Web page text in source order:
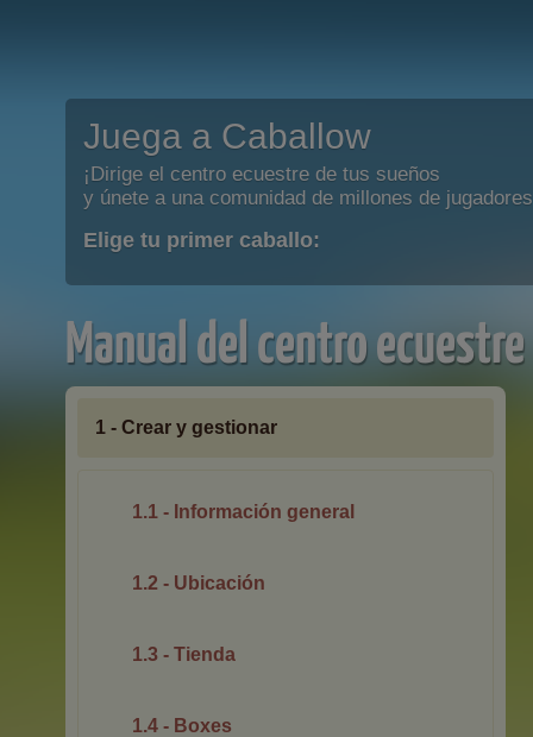
Juega a Caballow
¡Dirige el centro ecuestre de tus sueños
y únete a una comunidad de millones de
Elige tu primer caballo:
Manual del centro ecuestre
1 - Crear y gestionar
1.1 - Información general
1.2 - Ubicación
1.3 - Tienda
1.4 - Boxes